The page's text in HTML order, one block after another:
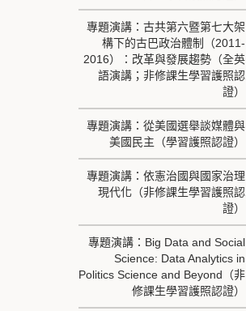
專題演講：古共第六暨第七大架
構下的古巴政治體制（2011-
2016）：改革與發展趨勢（全英
語演講；非修課生學習護照認
證）
專題演講：從美國選舉談媒體與
美國民主（學習護照認證）
專題演講：依憲治國與國家治理
現代化（非修課生學習護照認
證）
專題演講：Big Data and Social
Science: Data Analytics in
Politics Science and Beyond（非
修課生學習護照認證）